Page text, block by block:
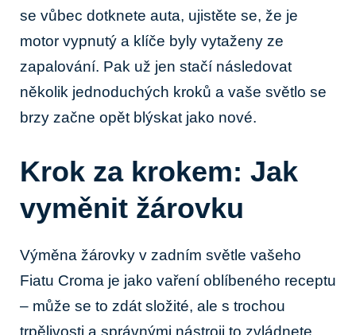
se vůbec dotknete auta, ujistěte se, že je
motor vypnutý a klíče byly vytaženy ze
⁢zapalování. Pak už jen stačí následovat
několik jednoduchých kroků a vaše světlo ⁣se
brzy začne opět blýskat jako nové.
Krok za ​krokem: Jak
vyměnit žárovku
Výměna‍ žárovky v zadním světle ​vašeho
Fiatu Croma je jako vaření oblíbeného ⁤receptu
– může se to zdát složité, ale s trochou
trpělivosti a správnými nástroji to zvládnete